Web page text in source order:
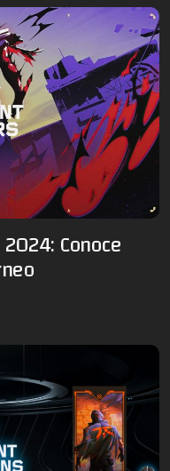
Conoce